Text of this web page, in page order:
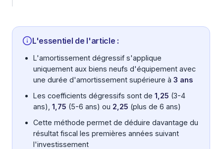
L'essentiel de l'article :
L'amortissement dégressif s'applique
uniquement aux biens neufs d'équipement avec
une durée d'amortissement supérieure à 3 ans
Les coefficients dégressifs sont de 1,25 (3-4
ans), 1,75 (5-6 ans) ou 2,25 (plus de 6 ans)
Cette méthode permet de déduire davantage du
résultat fiscal les premières années suivant
l'investissement